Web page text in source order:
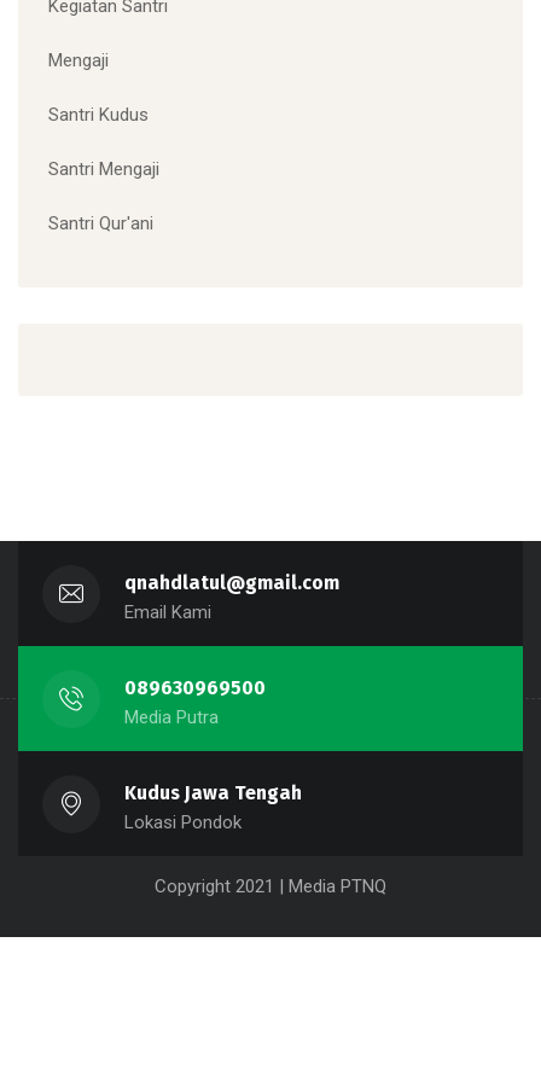
CATEGORIES
Dawuh Guru
hari santri nasional
Email Kami